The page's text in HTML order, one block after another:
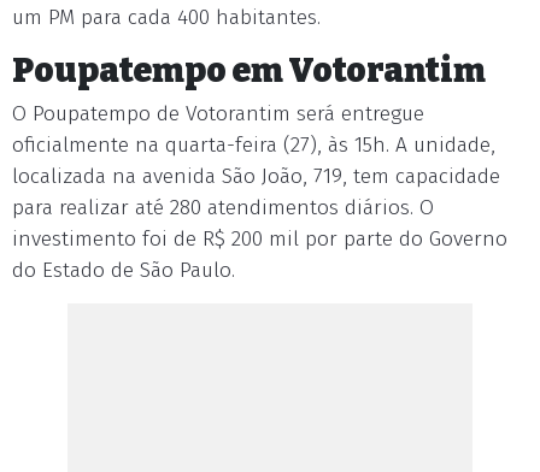
um PM para cada 400 habitantes.
Poupatempo em Votorantim
O Poupatempo de Votorantim será entregue
oficialmente na quarta-feira (27), às 15h. A unidade,
localizada na avenida São João, 719, tem capacidade
para realizar até 280 atendimentos diários. O
investimento foi de R$ 200 mil por parte do Governo
do Estado de São Paulo.